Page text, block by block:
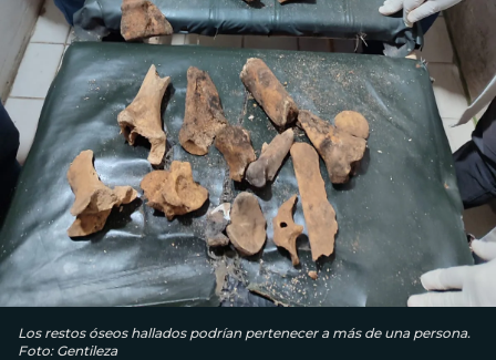
Los restos óseos hallados podrían pertenecer a más de una persona.
Foto: Gentileza